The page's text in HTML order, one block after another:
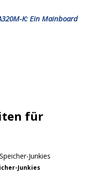
K: Ein Mainboard
für
Junkies